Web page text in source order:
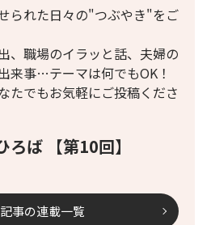
ば 【第10回】
られた日々の"つぶやき"をご
、職場のイラッと話、夫婦の
来事…テーマは何でもOK！
たでもお気軽にご投稿くださ
事の連載一覧